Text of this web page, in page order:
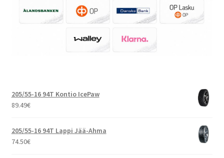
205/55-16 94T Kontio IcePaw
89.49€
205/55-16 94T Lappi Jää-Ahma
74.50€